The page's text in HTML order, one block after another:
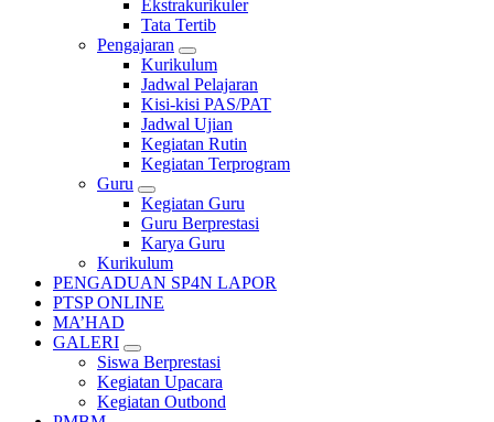
Ekstrakurikuler
Tata Tertib
Pengajaran
Kurikulum
Jadwal Pelajaran
Kisi-kisi PAS/PAT
Jadwal Ujian
Kegiatan Rutin
Kegiatan Terprogram
Guru
Kegiatan Guru
Guru Berprestasi
Karya Guru
Kurikulum
PENGADUAN SP4N LAPOR
PTSP ONLINE
MA’HAD
GALERI
Siswa Berprestasi
Kegiatan Upacara
Kegiatan Outbond